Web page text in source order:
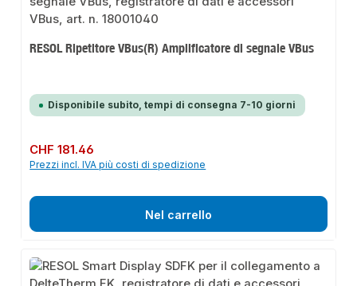
RESOL Ripetitore VBus(R) Amplificatore di segnale VBus
Disponibile subito, tempi di consegna 7-10 giorni
Prezzo normale:
CHF 181.46
Prezzi incl. IVA più costi di spedizione
Nel carrello